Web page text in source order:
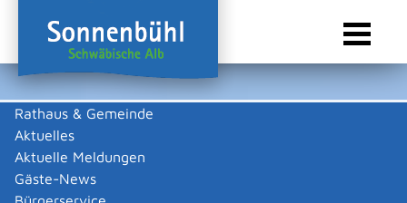
Rathaus & Gemeinde
Aktuelles
Aktuelle Meldungen
Gäste-News
Sie sind hier:
Dienstleistungen A-Z
Dienstleistungen A-Z